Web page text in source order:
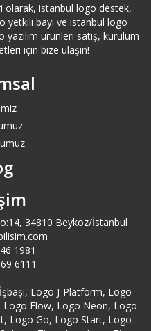
olarak, istanbul logo destek,
yetkili bayi ve istanbul logo
ürünleri satış, kurulum
için bize ulaşın!
34810 Beykoz/İstanbul
1981
6111
Logo J-Platform, Logo
Logo Flow, Logo Neon, Logo
Logo Go, Logo Start, Logo